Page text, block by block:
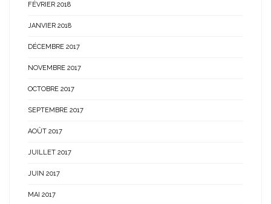
FÉVRIER 2018
JANVIER 2018
DÉCEMBRE 2017
NOVEMBRE 2017
OCTOBRE 2017
SEPTEMBRE 2017
AOÛT 2017
JUILLET 2017
JUIN 2017
MAI 2017